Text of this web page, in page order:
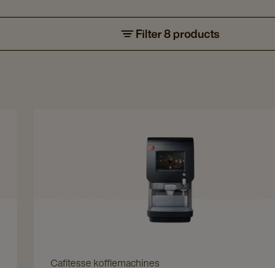
Filter 8 products
to
Cafitesse
Excellence
Touch
details
Navigate
Cafitesse koffiemachines